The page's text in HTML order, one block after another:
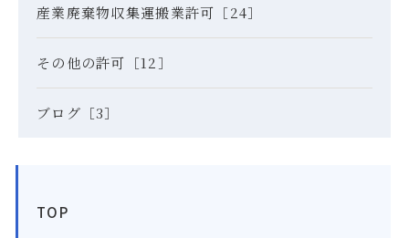
産業廃棄物収集運搬業許可［24］
その他の許可［12］
ブログ［3］
TOP